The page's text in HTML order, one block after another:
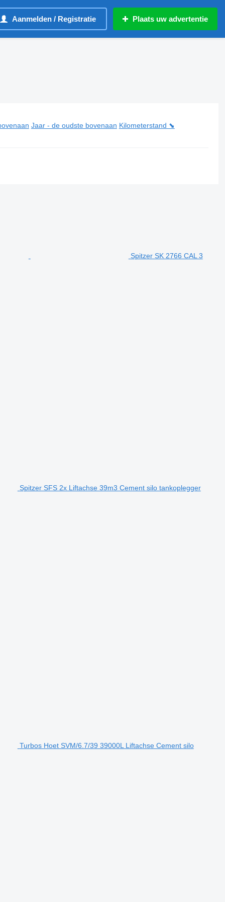
Aanmelden / Registratie Plaats uw advertentie
Jaar - de oudste bovenaan Kilometerstand ⬊
Spitzer SK 2766 CAL 3
Spitzer SFS 2x Liftachse 39m3 Cement silo tankoplegger
Turbos Hoet SVM/6.7/39 39000L Liftachse Cement silo